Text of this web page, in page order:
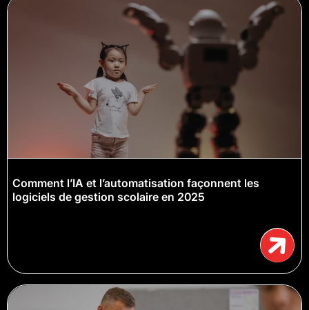
Comment l’IA et l’automatisation façonnent les
logiciels de gestion scolaire en 2025